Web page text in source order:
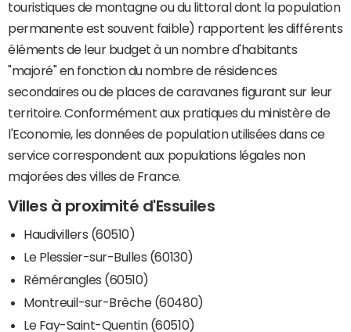
touristiques de montagne ou du littoral dont la population
permanente est souvent faible) rapportent les différents
éléments de leur budget à un nombre d'habitants
"majoré" en fonction du nombre de résidences
secondaires ou de places de caravanes figurant sur leur
territoire. Conformément aux pratiques du ministère de
l'Economie, les données de population utilisées dans ce
service correspondent aux populations légales non
majorées des villes de France.
Villes à proximité d'Essuiles
Haudivillers (60510)
Le Plessier-sur-Bulles (60130)
Rémérangles (60510)
Montreuil-sur-Brêche (60480)
Le Fay-Saint-Quentin (60510)